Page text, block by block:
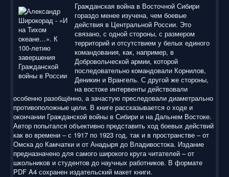
Гражданская война в Восточной Сибири
гораздо менее изучена, чем боевые
действия в Центральной России. Это
связано, с одной стороны, с размером
территорий и отсутствием у белых единого
командования, как, например, в
Добровольческой армии, которой
последовательно командовали Корнилов,
Деникин и Врангель. С другой же стороны,
на востоке интервенты действовали
особенно разобщённо, а зачастую преследовали диаметрально
противоположные цели. В книге рассказывается о ходе и
окончании Гражданской войны в Сибири и на Дальнем Востоке.
Автор попытался объективно представить ход боевых действий
как во времени – с 1917 по 1923 год, так и в пространстве – от
Омска до Камчатки и от Анадыря до Владивостока. Издание
предназначено для самого широкого круга читателей – от
школьников и студентов до научных работников. В формате
PDF A4 сохранен издательский макет книги.